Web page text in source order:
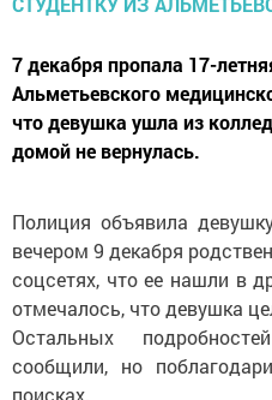
7 декабря пропала 17-
Альметьевского
что девушка ушла из
домой не вернулась.
Полиция объявила
вечером 9 декабря
соцсетях, что ее нашли в
отмечалось, что девушка
Остальных
сообщили, но